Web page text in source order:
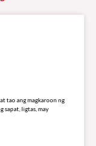
tao ang magkaroon ng
sapat, ligtas, may